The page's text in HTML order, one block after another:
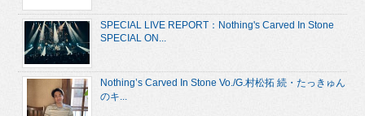
SPECIAL LIVE REPORT：Nothing's Carved In Stone
SPECIAL ON...
Nothing’s Carved In Stone Vo./G.村松拓 続・たっきゅん
のキ...